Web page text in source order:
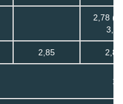
2,78
3,5)
2,85 2,81